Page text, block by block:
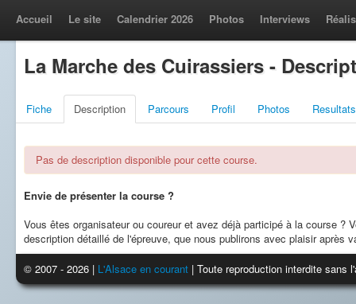
Accueil Le site Calendrier 2026 Photos Interviews
La Marche des Cuirassiers -
Fiche Description Parcours Profil Photos Resultats
Pas de description disponible pour cette course.
Envie de présenter la course ?
Vous êtes organisateur ou coureur et avez déjà participé à la course ?
description détaillé de l'épreuve, que nous publirons avec plaisir après
© 2007 - 2026 | L'Alsace en courant | Toute reproduction interdite sans